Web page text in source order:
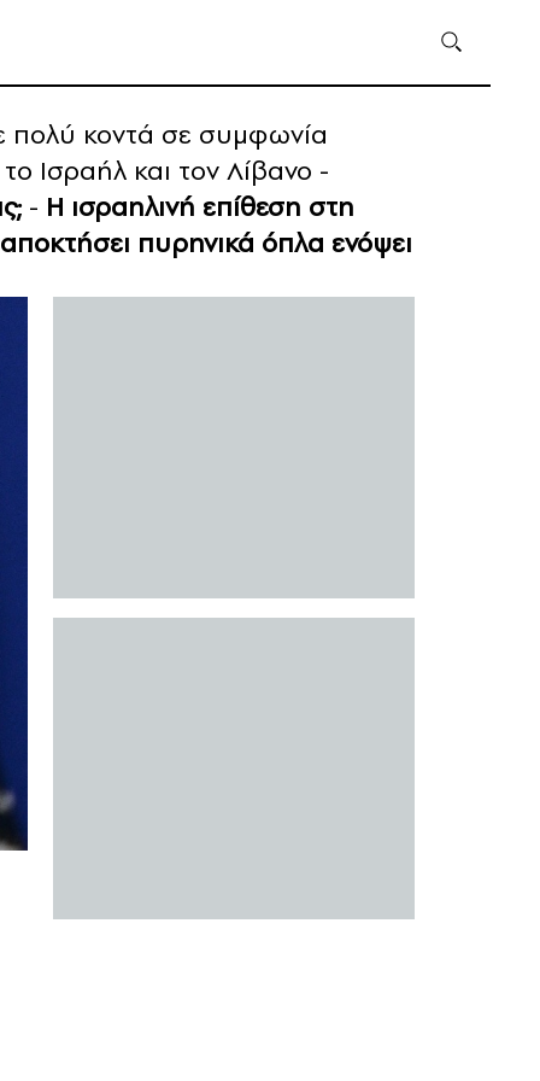
πολύ κοντά σε συμφωνία
Ισραήλ και τον Λίβανο -
- Η ισραηλινή επίθεση στη
πυρηνικά όπλα ενόψει